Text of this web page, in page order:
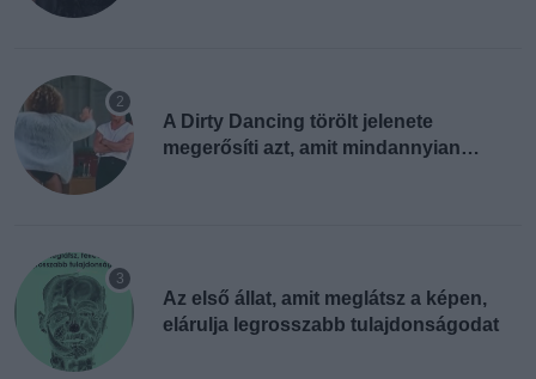
A Dirty Dancing törölt jelenete
megerősíti azt, amit mindannyian
Az első állat, amit meglátsz a képen,
elárulja legrosszabb tulajdonságodat